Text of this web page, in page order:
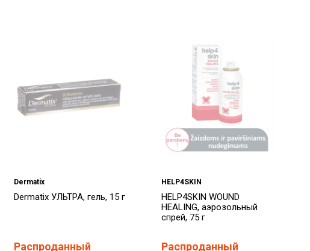
Dermatix
Dermatix УЛЬТРА, гель, 15 г
Распроданный
HELP4SKIN
HELP4SKIN WOUND
HEALING, аэрозольный
спрей, 75 г
Распроданный